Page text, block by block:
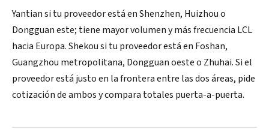
Yantian si tu proveedor está en Shenzhen, Huizhou o
Dongguan este; tiene mayor volumen y más frecuencia LCL
hacia Europa. Shekou si tu proveedor está en Foshan,
Guangzhou metropolitana, Dongguan oeste o Zhuhai. Si el
proveedor está justo en la frontera entre las dos áreas, pide
cotización de ambos y compara totales puerta-a-puerta.